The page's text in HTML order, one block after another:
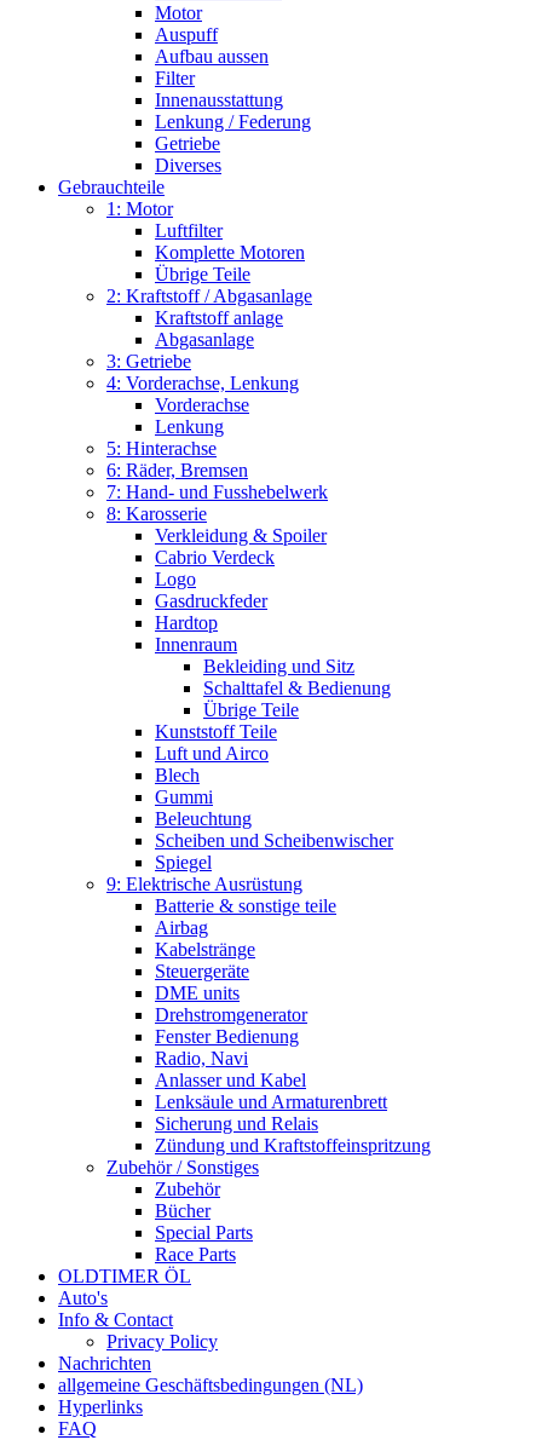
Motor
Auspuff
Aufbau aussen
Filter
Innenausstattung
Lenkung / Federung
Getriebe
Diverses
Gebrauchteile
1: Motor
Luftfilter
Komplette Motoren
Übrige Teile
2: Kraftstoff / Abgasanlage
Kraftstoff anlage
Abgasanlage
3: Getriebe
4: Vorderachse, Lenkung
Vorderachse
Lenkung
5: Hinterachse
6: Räder, Bremsen
7: Hand- und Fusshebelwerk
8: Karosserie
Verkleidung & Spoiler
Cabrio Verdeck
Logo
Gasdruckfeder
Hardtop
Innenraum
Bekleiding und Sitz
Schalttafel & Bedienung
Übrige Teile
Kunststoff Teile
Luft und Airco
Blech
Gummi
Beleuchtung
Scheiben und Scheibenwischer
Spiegel
9: Elektrische Ausrüstung
Batterie & sonstige teile
Airbag
Kabelstränge
Steuergeräte
DME units
Drehstromgenerator
Fenster Bedienung
Radio, Navi
Anlasser und Kabel
Lenksäule und Armaturenbrett
Sicherung und Relais
Zündung und Kraftstoffeinspritzung
Zubehör / Sonstiges
Zubehör
Bücher
Special Parts
Race Parts
OLDTIMER ÖL
Auto's
Info & Contact
Privacy Policy
Nachrichten
allgemeine Geschäftsbedingungen (NL)
Hyperlinks
FAQ